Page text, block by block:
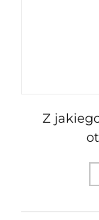
Z